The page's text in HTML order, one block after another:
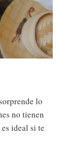
lo
no tienen
ideal si te